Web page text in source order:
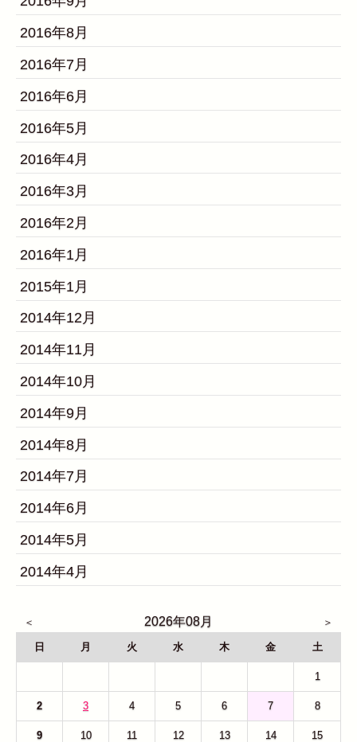
2016年8月
2016年7月
2016年6月
2016年5月
2016年4月
2016年3月
2016年2月
2016年1月
2015年1月
2014年12月
2014年11月
2014年10月
2014年9月
2014年8月
2014年7月
2014年6月
2014年5月
2014年4月
2026年08月
日 月 火 水 木 金 土
1
2 3 4 5 6 7 8
9 10 11 12 13 14 15